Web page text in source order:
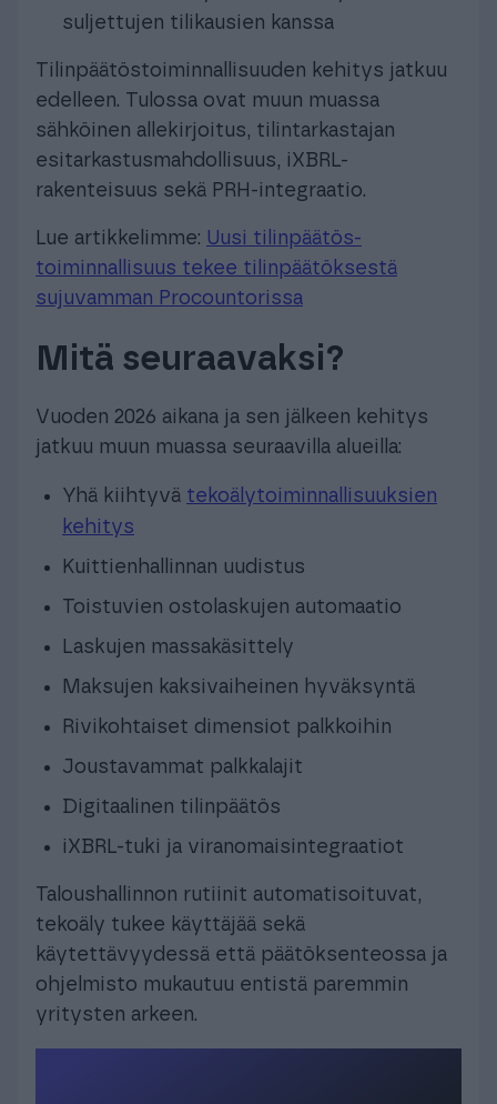
suljettujen tilikausien kanssa
Tilinpäätöstoiminnallisuuden kehitys jatkuu
edelleen. Tulossa ovat muun muassa
sähköinen allekirjoitus, tilintarkastajan
esitarkastusmahdollisuus, iXBRL-
rakenteisuus sekä PRH-integraatio.
Lue artikkelimme: Uusi tilinpäätös­
toiminnallisuus tekee tilinpäätöksestä
sujuvamman Procountorissa
Mitä seuraavaksi?
Vuoden 2026 aikana ja sen jälkeen kehitys
jatkuu muun muassa seuraavilla alueilla:
Yhä kiihtyvä tekoälytoiminnallisuuksien
kehitys
Kuittienhallinnan uudistus
Toistuvien ostolaskujen automaatio
Laskujen massakäsittely
Maksujen kaksivaiheinen hyväksyntä
Rivikohtaiset dimensiot palkkoihin
Joustavammat palkkalajit
Digitaalinen tilinpäätös
iXBRL-tuki ja viranomaisintegraatiot
Taloushallinnon rutiinit automatisoituvat,
tekoäly tukee käyttäjää sekä
käytettävyydessä että päätöksenteossa ja
ohjelmisto mukautuu entistä paremmin
yritysten arkeen.